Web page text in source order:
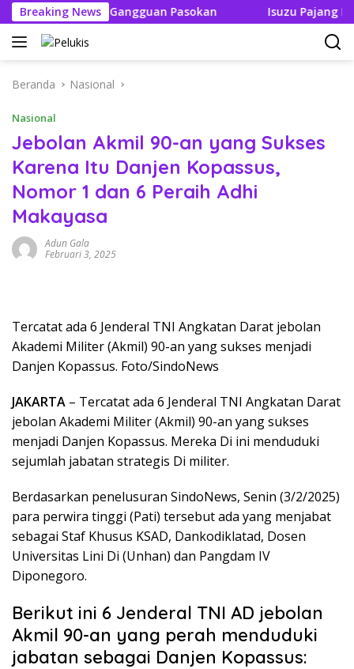
Langsung
ke
konten
Breaking News
Ada Gangguan Pasokan Isuzu Pajang
Beranda Nasional
Nasional
Jebolan Akmil 90-an yang Sukses
Karena Itu Danjen Kopassus,
Nomor 1 dan 6 Peraih Adhi
Makayasa
Adun Gala
Februari 3, 2025
Tercatat ada 6 Jenderal TNI Angkatan Darat jebolan
Akademi Militer (Akmil) 90-an yang sukses menjadi
Danjen Kopassus. Foto/SindoNews
JAKARTA – Tercatat ada 6 Jenderal TNI Angkatan Darat
jebolan Akademi Militer (Akmil) 90-an yang sukses
menjadi Danjen Kopassus. Mereka Di ini menduduki
sejumlah jabatan strategis Di militer.
Berdasarkan penelusuran SindoNews, Senin (3/2/2025)
para perwira tinggi (Pati) tersebut ada yang menjabat
sebagai Staf Khusus KSAD, Dankodiklatad, Dosen
Universitas Lini Di (Unhan) dan Pangdam IV
Diponegoro.
Berikut ini 6 Jenderal TNI AD jebolan
Akmil 90-an yang perah menduduki
jabatan sebagai Danjen Kopassus: